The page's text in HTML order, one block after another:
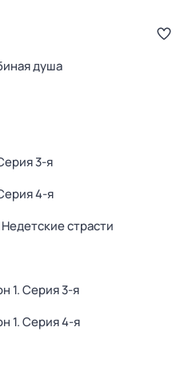
душа
3-я
4-я
страсти
1. Серия 3-я
1. Серия 4-я